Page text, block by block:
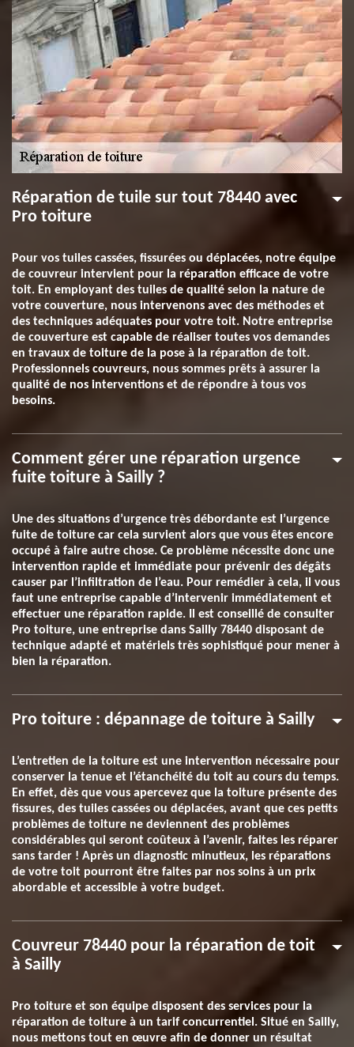
Réparation de tuile sur tout 78440 avec
Pro toiture
Pour vos tuiles cassées, fissurées ou déplacées, notre équipe
de couvreur intervient pour la réparation efficace de votre
toit. En employant des tuiles de qualité selon la nature de
votre couverture, nous intervenons avec des méthodes et
des techniques adéquates pour votre toit. Notre entreprise
de couverture est capable de réaliser toutes vos demandes
en travaux de toiture de la pose à la réparation de toit.
Professionnels couvreurs, nous sommes prêts à assurer la
qualité de nos interventions et de répondre à tous vos
besoins.
Comment gérer une réparation urgence
fuite toiture à Sailly ?
Une des situations d’urgence très débordante est l’urgence
fuite de toiture car cela survient alors que vous êtes encore
occupé à faire autre chose. Ce problème nécessite donc une
intervention rapide et immédiate pour prévenir des dégâts
causer par l’infiltration de l’eau. Pour remédier à cela, il vous
faut une entreprise capable d’intervenir immédiatement et
effectuer une réparation rapide. Il est conseillé de consulter
Pro toiture, une entreprise dans Sailly 78440 disposant de
technique adapté et matériels très sophistiqué pour mener à
bien la réparation.
Pro toiture : dépannage de toiture à Sailly
L’entretien de la toiture est une intervention nécessaire pour
conserver la tenue et l’étanchéité du toit au cours du temps.
En effet, dès que vous apercevez que la toiture présente des
fissures, des tuiles cassées ou déplacées, avant que ces petits
problèmes de toiture ne deviennent des problèmes
considérables qui seront coûteux à l’avenir, faites les réparer
sans tarder ! Après un diagnostic minutieux, les réparations
de votre toit pourront être faites par nos soins à un prix
abordable et accessible à votre budget.
Couvreur 78440 pour la réparation de toit
à Sailly
Pro toiture et son équipe disposent des services pour la
réparation de toiture à un tarif concurrentiel. Situé en Sailly,
nous mettons tout en œuvre afin de donner un résultat